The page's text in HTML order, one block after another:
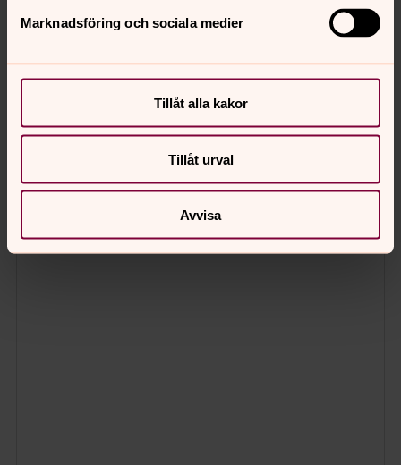
Marknadsföring och sociala medier
Tillåt alla kakor
Tillåt urval
Avvisa